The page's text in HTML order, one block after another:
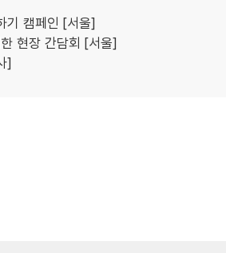
기 캠페인 [서울]
현장 간담회 [서울]
]